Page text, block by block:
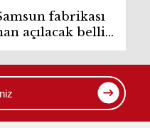
fabrikası
açılacak belli